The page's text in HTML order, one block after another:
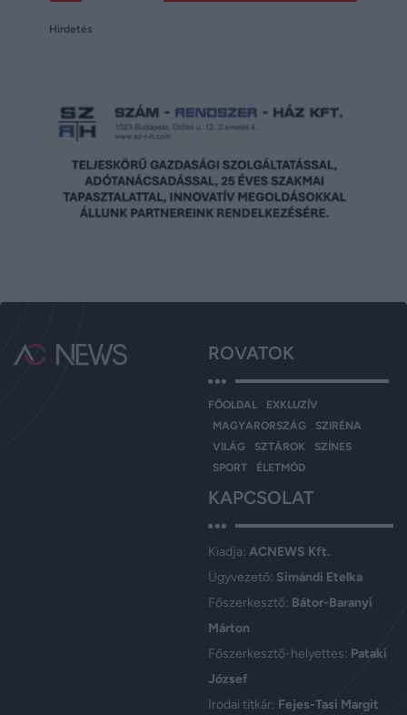
Hirdetés
ROVATOK
FŐOLDAL
EXKLUZÍV
MAGYARORSZÁG
SZIRÉNA
VILÁG
SZTÁROK
SZÍNES
SPORT
ÉLETMÓD
KAPCSOLAT
Kiadja: ACNEWS Kft.
Ügyvezető: Simándi Etelka
Főszerkesztő: Bátor-Baranyi
Márton
Főszerkesztő-helyettes: Pataki
József
Irodai titkár: Fejes-Tasi Margit